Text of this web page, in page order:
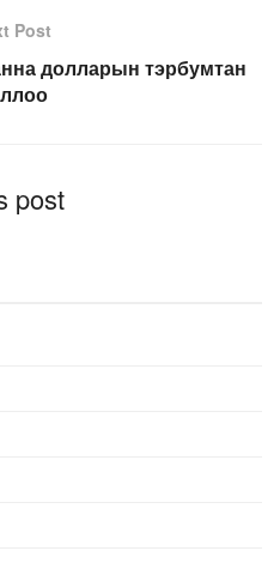
Post
долларын тэрбумтан
post